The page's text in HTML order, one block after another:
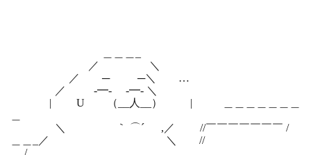
／ ＼
／ ─ ─＼ …
／ -━- -━- ＼
| U （__人__） | ＿＿＿＿＿＿＿
＼ ｀ ⌒´ ,／ //￣￣￣￣￣￣￣ /
＿＿_／ ＼ //